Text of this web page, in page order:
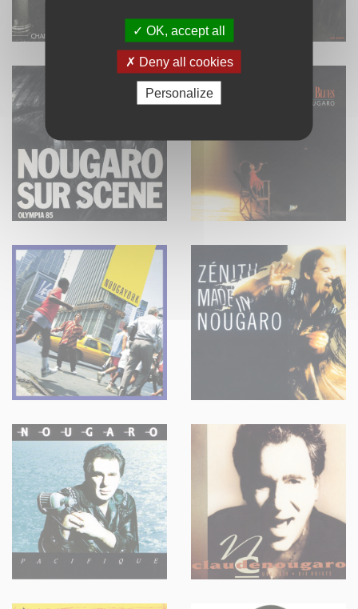
OK, accept all
Deny all cookies
Personalize